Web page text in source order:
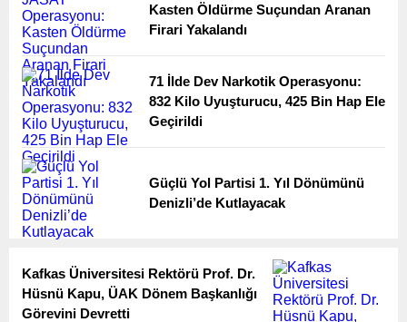
Kasten Öldürme Suçundan Aranan
Firari Yakalandı
71 İlde Dev Narkotik Operasyonu:
832 Kilo Uyuşturucu, 425 Bin Hap Ele
Geçirildi
Güçlü Yol Partisi 1. Yıl Dönümünü
Denizli’de Kutlayacak
Kafkas Üniversitesi Rektörü Prof. Dr.
Hüsnü Kapu, ÜAK Dönem Başkanlığı
Görevini Devretti